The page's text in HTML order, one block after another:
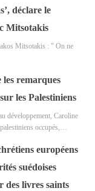
déclare le
Mitsotakis
Mitsotakis : " On ne
remarques
les Palestiniens
développement, Caroline
occupés,…
européens
suédoises
des livres saints